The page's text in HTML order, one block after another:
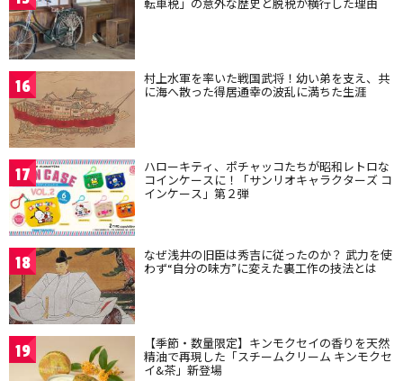
16 村上水軍を率いた戦国武将！幼い弟を支え、共
に海へ散った得居通幸の波乱に満ちた生涯
17 ハローキティ、ポチャッコたちが昭和レトロな
コインケースに！「サンリオキャラクターズ コ
インケース」第２弾
18 なぜ浅井の旧臣は秀吉に従ったのか？ 武力を使
わず“自分の味方”に変えた裏工作の技法とは
19 【季節・数量限定】キンモクセイの香りを天然
精油で再現した「スチームクリーム キンモクセ
イ&茶」新登場